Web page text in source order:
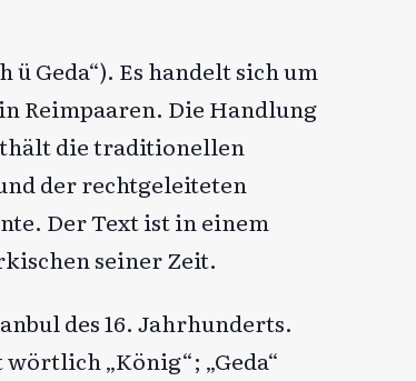
ü Geda“). Es handelt sich um
Reimpaaren. Die Handlung
die traditionellen
der rechtgeleiteten
Der Text ist in einem
seiner Zeit.
des 16. Jahrhunderts.
„König“; „Geda“